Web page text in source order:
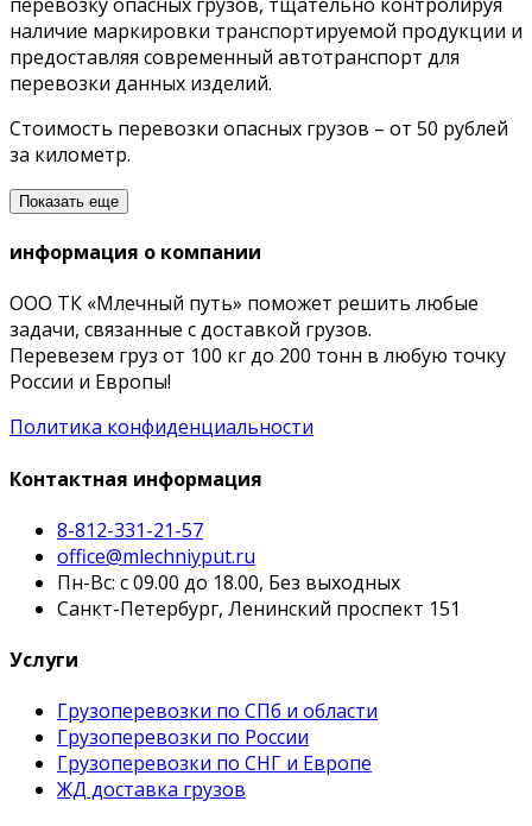
наличие маркировки транспортируемой продукции и
предоставляя современный автотранспорт для
перевозки данных изделий.
Стоимость перевозки опасных грузов – от 50 рублей
за километр.
Показать еще
информация о компании
ООО ТК «Млечный путь» поможет решить любые
задачи, связанные с доставкой грузов.
Перевезем груз от 100 кг до 200 тонн в любую точку
России и Европы!
Политика конфиденциальности
Контактная информация
8-812-331-21-57
office@mlechniyput.ru
Пн-Вс: с 09.00 до 18.00, Без выходных
Санкт-Петербург, Ленинский проспект 151
Услуги
Грузоперевозки по СПб и области
Грузоперевозки по России
Грузоперевозки по СНГ и Европе
ЖД доставка грузов